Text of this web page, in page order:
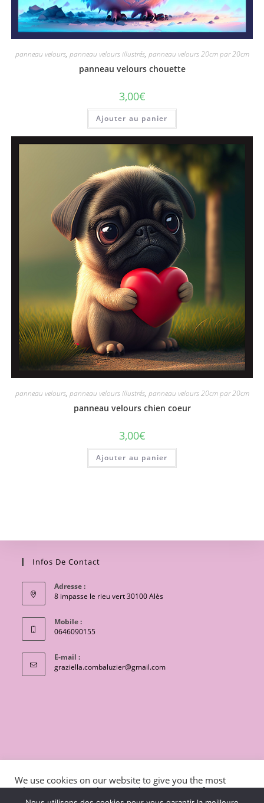
panneau velours, panneau velours illustrés, panneau velours 20cm par 20cm
panneau velours chouette
3,00€
Ajouter au panier
panneau velours, panneau velours illustrés, panneau velours 20cm par 20cm
panneau velours chien coeur
3,00€
Ajouter au panier
Infos De Contact
Adresse :
8 impasse le rieu vert 30100 Alès
Mobile :
0646090155
E-mail :
graziella.combaluzier@gmail.comS’ouvre
CONTACT
Conditions générales de vente
Mentions légales et politique de confidentialité
Livraisons
We use cookies on our website to give you the most
relevant experience by remembering your preferences